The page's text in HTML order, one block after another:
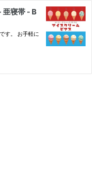
亜寝帯 - B
す。 お手軽に